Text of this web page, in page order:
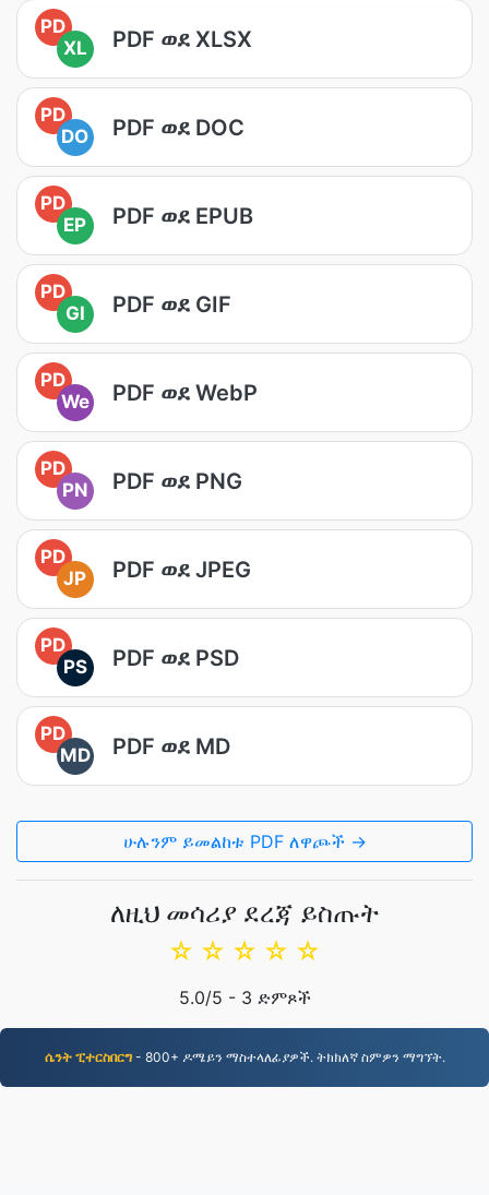
PD
XL
PDF ወደ XLSX
PD
DO
PDF ወደ DOC
PD
EP
PDF ወደ EPUB
PD
GI
PDF ወደ GIF
PD
We
PDF ወደ WebP
PD
PN
PDF ወደ PNG
PD
JP
PDF ወደ JPEG
PD
PS
PDF ወደ PSD
PD
MD
PDF ወደ MD
ሁሉንም ይመልከቱ PDF ለዋጮች →
ለዚህ መሳሪያ ደረጃ ይስጡት
☆
☆
☆
☆
☆
5.0/5 - 3 ድምጾች
ሴንት ፒተርስበርግ- 800+ ዶሜይን ማስተላለፊያዎች. ትክክለኛ ስምዎን ማግኘት.